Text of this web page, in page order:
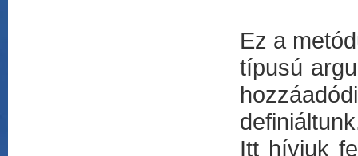
Ez a
típusú
Itt hívjuk